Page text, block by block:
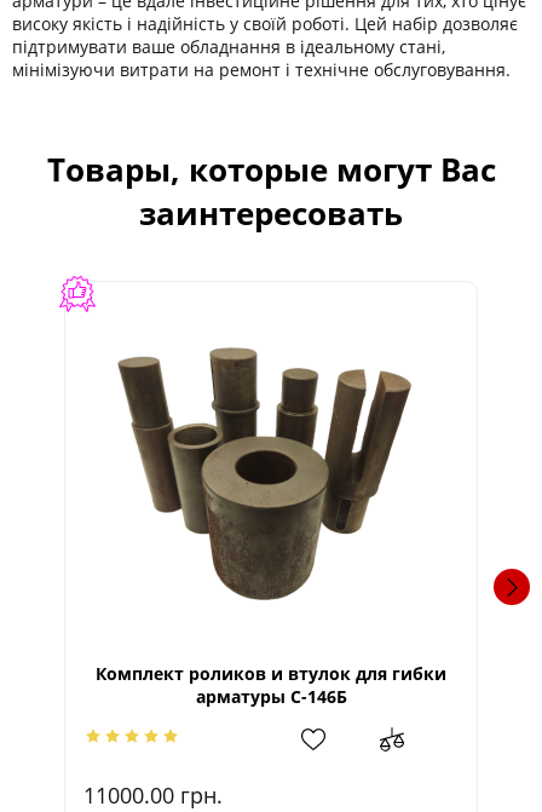
високу якість і надійність у своїй роботі. Цей набір дозволяє
підтримувати ваше обладнання в ідеальному стані,
мінімізуючи витрати на ремонт і технічне обслуговування.
Товары, которые могут Вас
заинтересовать
Комплект роликов и втулок для гибки
арматуры С-146Б
11000.00 грн.